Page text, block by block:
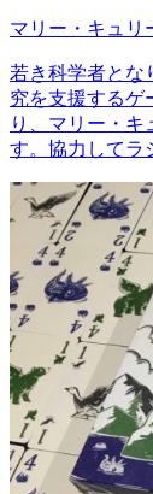
マリー・キュリ
若き科学者とな
究を支援するゲ
り、マリー・キ
す。協力してラ